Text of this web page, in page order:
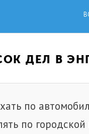
ДЕЛ В
по
по